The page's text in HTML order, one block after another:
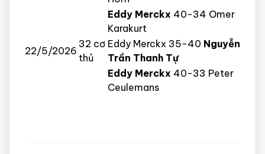
22/5/2026
32 cơ
thủ
Eddy Merckx 40-34 Omer
Karakurt
Eddy Merckx 35-40 Nguyễn
Trần Thanh Tự
Eddy Merckx 40-33 Peter
Ceulemans